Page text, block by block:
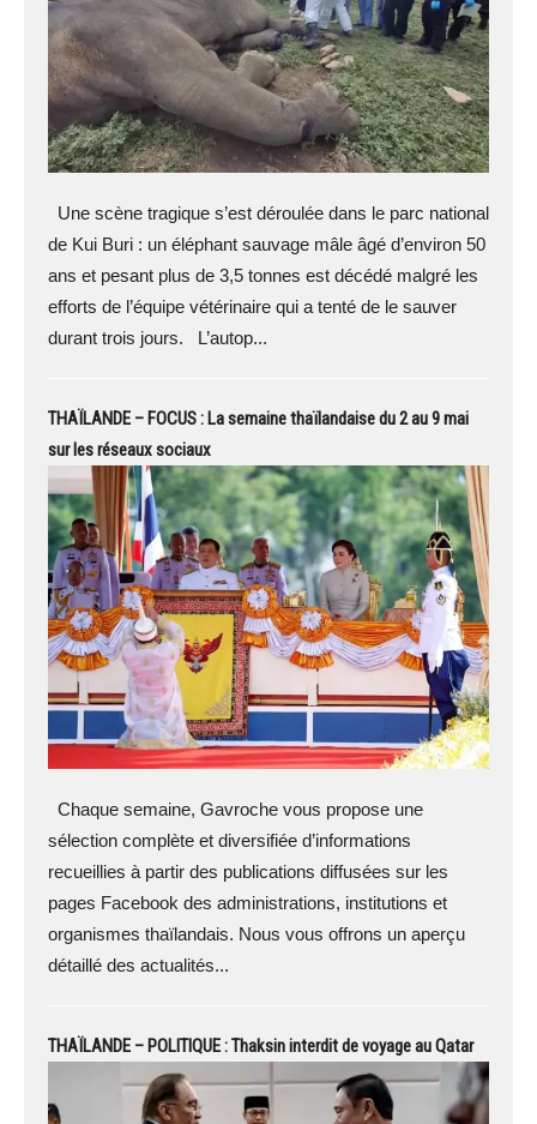
Une scène tragique s’est déroulée dans le parc national
de Kui Buri : un éléphant sauvage mâle âgé d’environ 50
ans et pesant plus de 3,5 tonnes est décédé malgré les
efforts de l’équipe vétérinaire qui a tenté de le sauver
durant trois jours. L’autop...
THAÏLANDE – FOCUS : La semaine thaïlandaise du 2 au 9 mai
sur les réseaux sociaux
Chaque semaine, Gavroche vous propose une
sélection complète et diversifiée d’informations
recueillies à partir des publications diffusées sur les
pages Facebook des administrations, institutions et
organismes thaïlandais. Nous vous offrons un aperçu
détaillé des actualités...
THAÏLANDE – POLITIQUE : Thaksin interdit de voyage au Qatar